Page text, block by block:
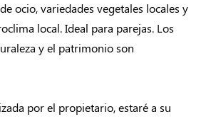
ocio, variedades vegetales locales y
local. Ideal para parejas. Los
y el patrimonio son
por el propietario, estaré a su